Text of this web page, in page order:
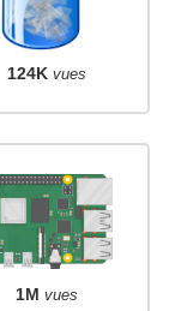
124K vues
1M vues